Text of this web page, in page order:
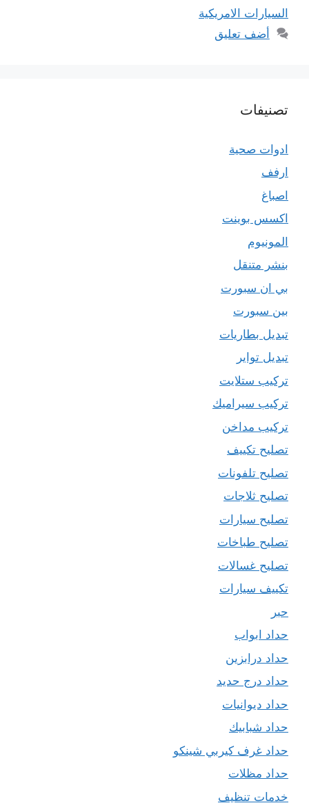
السيارات الامريكية
أضف تعليق
تصنيفات
ادوات صحية
ارفف
اصباغ
اكسس بوينت
المونيوم
بنشر متنقل
بي ان سبورت
بين سبورت
تبديل بطاريات
تبديل تواير
تركيب ستلايت
تركيب سيراميك
تركيب مداخن
تصليح تكييف
تصليح تلفونات
تصليح ثلاجات
تصليح سيارات
تصليح طباخات
تصليح غسالات
تكييف سيارات
حبر
حداد ابواب
حداد درابزين
حداد درج حديد
حداد ديوانيات
حداد شبابيك
حداد غرف كيربي شينكو
حداد مظلات
خدمات تنظيف